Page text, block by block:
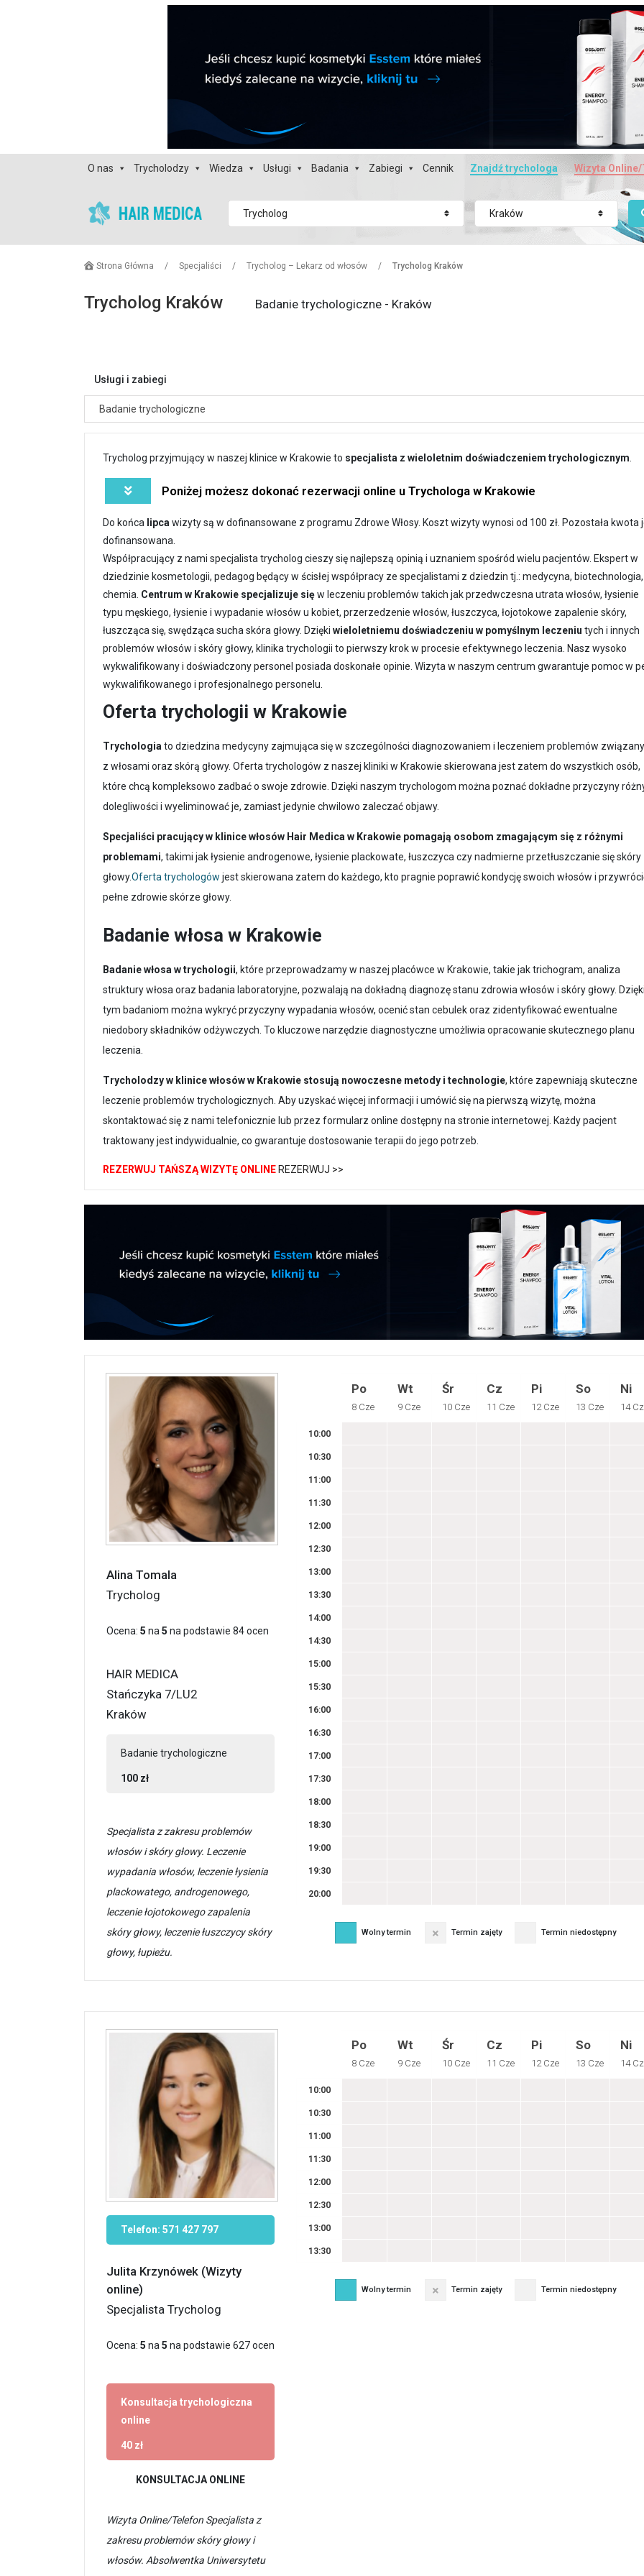
O nas Trycholodzy Wiedza Usługi Badania Zabiegi Cennik Znajdź trychologa Wizyta
Trycholog Kraków
Strona Główna / Specjaliści / Trycholog – Lekarz od włosów / Trycholog Kraków
Trycholog Kraków Badanie trychologiczne - Kraków
Usługi i zabiegi
Badanie trychologiczne
Trycholog przyjmujący w naszej klinice w Krakowie to specjalista z wieloletnim doświadczeniem trychologicznym
Poniżej możesz dokonać rezerwacji online u Trychologa w Krakowie
Do końca lipca wizyty są w dofinansowane z programu Zdrowe Włosy. Koszt wizyty wynosi od 100 zł. Pozostała kwota
dofinansowana.
Współpracujący z nami specjalista trycholog cieszy się najlepszą opinią i uznaniem spośród wielu pacjentów. Ekspert w
dziedzinie kosmetologii, pedagog będący w ścisłej współpracy ze specjalistami z dziedzin tj.: medycyna, biotechnologia,
chemia. Centrum w Krakowie specjalizuje sięw leczeniu problemów takich jak przedwczesna utrata włosów, łysienie
typu męskiego, łysienie i wypadanie włosów u kobiet, przerzedzenie włosów, łuszczyca, łojotokowe zapalenie skóry,
łuszcząca się, swędząca sucha skóra głowy. Dzięki wieloletniemu doświadczeniu w pomyślnym leczeniu tych i innych
problemów włosów i skóry głowy, klinika trychologii to pierwszy krok w procesie efektywnego leczenia. Nasz wysoko
wykwalifikowany i doświadczony personel posiada doskonałe opinie. Wizyta w naszym centrum gwarantuje pomoc w
wykwalifikowanego i profesjonalnego personelu.
Oferta trychologii w Krakowie
Trychologia to dziedzina medycyny zajmująca się w szczególności diagnozowaniem i leczeniem problemów
z włosami oraz skórą głowy. Oferta trychologów z naszej kliniki w Krakowie skierowana jest zatem do wszystkich osób,
które chcą kompleksowo zadbać o swoje zdrowie. Dzięki naszym trychologom można poznać dokładne przyczyny
dolegliwości i wyeliminować je, zamiast jedynie chwilowo zaleczać objawy.
Specjaliści pracujący w klinice włosów Hair Medica w Krakowie pomagają osobom zmagającym się z różnymi
problemami, takimi jak łysienie androgenowe, łysienie plackowate, łuszczyca czy nadmierne przetłuszczanie się skóry
głowy.Oferta trychologów jest skierowana zatem do każdego, kto pragnie poprawić kondycję swoich włosów i
pełne zdrowie skórze głowy.
Badanie włosa w Krakowie
Badanie włosa w trychologii, które przeprowadzamy w naszej placówce w Krakowie, takie jak trichogram, analiza
struktury włosa oraz badania laboratoryjne, pozwalają na dokładną diagnozę stanu zdrowia włosów i skóry głowy.
tym badaniom można wykryć przyczyny wypadania włosów, ocenić stan cebulek oraz zidentyfikować ewentualne
niedobory składników odżywczych. To kluczowe narzędzie diagnostyczne umożliwia opracowanie skutecznego planu
leczenia.
Trycholodzy w klinice włosów w Krakowie stosują nowoczesne metody i technologie, które zapewniają skuteczne
leczenie problemów trychologicznych. Aby uzyskać więcej informacji i umówić się na pierwszą wizytę, można
skontaktować się z nami telefonicznie lub przez formularz online dostępny na stronie internetowej. Każdy pacjent
traktowany jest indywidualnie, co gwarantuje dostosowanie terapii do jego potrzeb.
REZERWUJ TAŃSZĄ WIZYTĘ ONLINE REZERWUJ >>
Alina Tomala
Trycholog
Ocena: 5 na 5 na podstawie 84ocen
HAIR MEDICA
Stańczyka 7/LU2
Kraków
Badanie trychologiczne
100 zł
Specjalista z zakresu problemów
włosów i skóry głowy. Leczenie
wypadania włosów, leczenie łysienia
plackowatego, androgenowego,
leczenie łojotokowego zapalenia
skóry głowy, leczenie łuszczycy skóry
głowy, łupieżu.
Po
8 Cze
Wt
9 Cze
Śr
10 Cze
Cz
11 Cze
Pi
12 Cze
So
13 Cze
Ni
14
10:00
10:30
11:00
11:30
12:00
12:30
13:00
13:30
14:00
14:30
15:00
15:30
16:00
16:30
17:00
17:30
18:00
18:30
19:00
19:30
20:00
Wolny termin Termin zajęty Termin niedostępny
Telefon: 571 427 797
Julita Krzynówek (Wizyty
online)
Specjalista Trycholog
Ocena: 5 na 5 na podstawie 627ocen
Konsultacja trychologiczna
online
40 zł
KONSULTACJA ONLINE
Wizyta Online/Telefon Specjalista z
zakresu problemów skóry głowy i
włosów. Absolwentka Uniwersytetu
Po
8 Cze
Wt
9 Cze
Śr
10 Cze
Cz
11 Cze
Pi
12 Cze
So
13 Cze
Ni
14
10:00
10:30
11:00
11:30
12:00
12:30
13:00
13:30
Wolny termin Termin zajęty Termin niedostępny